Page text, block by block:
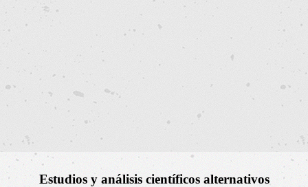
Estudios y análisis científicos alternativos